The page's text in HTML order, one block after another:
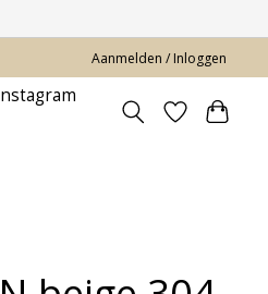
Aanmelden / Inloggen